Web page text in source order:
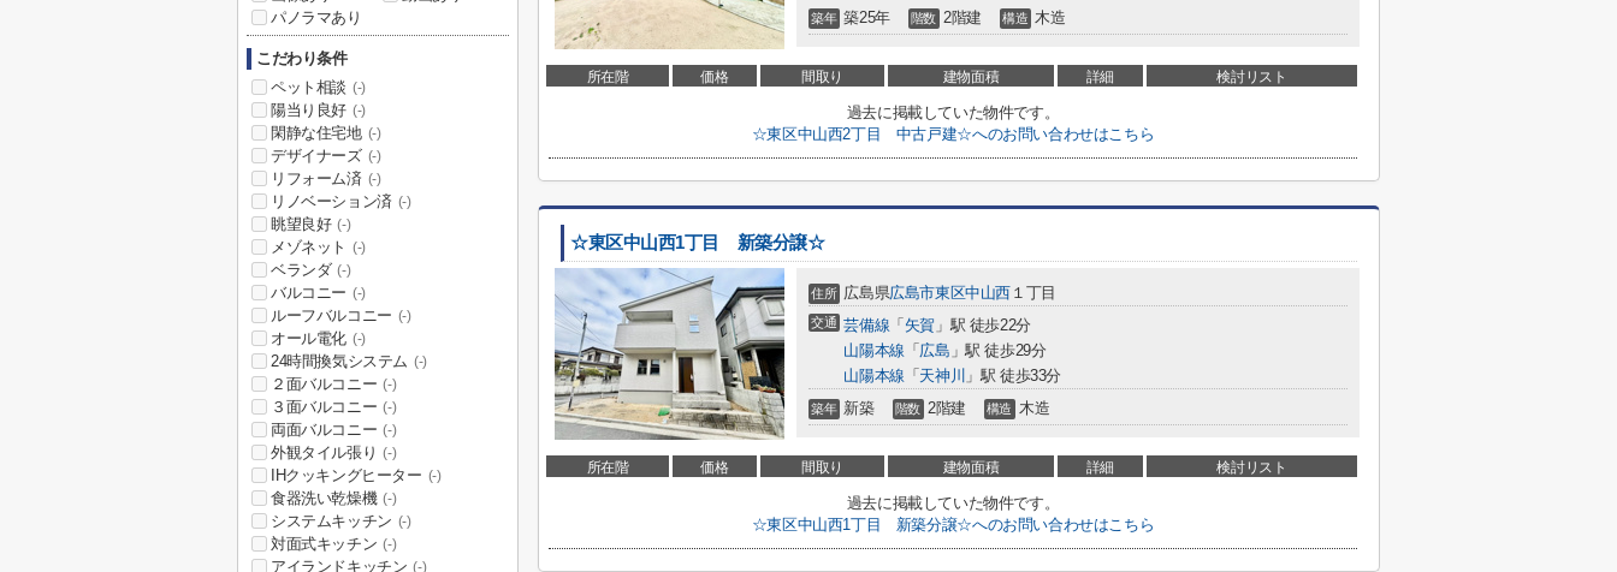
築年 築25年 階数 2階建 構造 木造
所在階 価格 間取り 建物面積 詳細 検討リスト
過去に掲載していた物件です。
☆東区中山西2丁目 中古戸建☆へのお問い合わせはこちら
☆東区中山西1丁目 新築分譲☆
住所 広島県広島市東区中山西 １丁目
交通 芸備線 「 矢賀 」駅 徒歩22分
山陽本線 「 広島 」駅 徒歩29分
山陽本線 「 天神川 」駅 徒歩33分
築年 新築 階数 2階建 構造 木造
所在階 価格 間取り 建物面積 詳細 検討リスト
過去に掲載していた物件です。
☆東区中山西1丁目 新築分譲☆へのお問い合わせはこちら
パノラマあり
こだわり条件
ペット相談 (-)
陽当り良好 (-)
閑静な住宅地 (-)
デザイナーズ (-)
リフォーム済 (-)
リノベーション済 (-)
眺望良好 (-)
メゾネット (-)
ベランダ (-)
バルコニー (-)
ルーフバルコニー (-)
オール電化 (-)
24時間換気システム (-)
２面バルコニー (-)
３面バルコニー (-)
両面バルコニー (-)
外観タイル張り (-)
IHクッキングヒーター (-)
食器洗い乾燥機 (-)
システムキッチン (-)
対面式キッチン (-)
アイランドキッチン (-)